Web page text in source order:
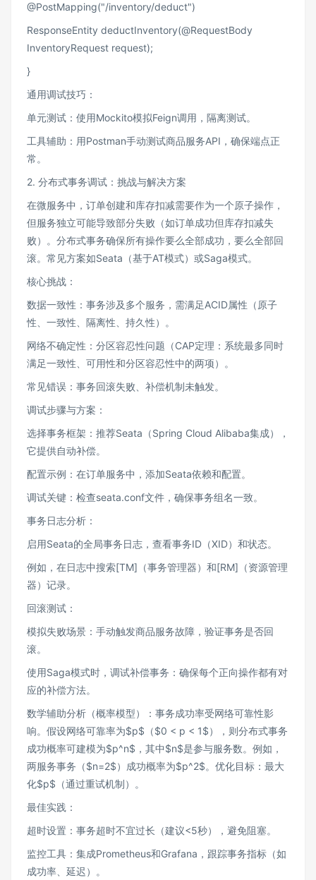
@PostMapping("/inventory/deduct")
ResponseEntity deductInventory(@RequestBody
InventoryRequest request);
}
通用调试技巧：
单元测试：使用Mockito模拟Feign调用，隔离测试。
工具辅助：用Postman手动测试商品服务API，确保端点正
常。
2. 分布式事务调试：挑战与解决方案
在微服务中，订单创建和库存扣减需要作为一个原子操作，
但服务独立可能导致部分失败（如订单成功但库存扣减失
败）。分布式事务确保所有操作要么全部成功，要么全部回
滚。常见方案如Seata（基于AT模式）或Saga模式。
核心挑战：
数据一致性：事务涉及多个服务，需满足ACID属性（原子
性、一致性、隔离性、持久性）。
网络不确定性：分区容忍性问题（CAP定理：系统最多同时
满足一致性、可用性和分区容忍性中的两项）。
常见错误：事务回滚失败、补偿机制未触发。
调试步骤与方案：
选择事务框架：推荐Seata（Spring Cloud Alibaba集成），
它提供自动补偿。
配置示例：在订单服务中，添加Seata依赖和配置。
调试关键：检查seata.conf文件，确保事务组名一致。
事务日志分析：
启用Seata的全局事务日志，查看事务ID（XID）和状态。
例如，在日志中搜索[TM]（事务管理器）和[RM]（资源管理
器）记录。
回滚测试：
模拟失败场景：手动触发商品服务故障，验证事务是否回
滚。
使用Saga模式时，调试补偿事务：确保每个正向操作都有对
应的补偿方法。
数学辅助分析（概率模型）：事务成功率受网络可靠性影
响。假设网络可靠率为$p$（$0 < p < 1$），则分布式事务
成功概率可建模为$p^n$，其中$n$是参与服务数。例如，
两服务事务（$n=2$）成功概率为$p^2$。优化目标：最大
化$p$（通过重试机制）。
最佳实践：
超时设置：事务超时不宜过长（建议<5秒），避免阻塞。
监控工具：集成Prometheus和Grafana，跟踪事务指标（如
成功率、延迟）。